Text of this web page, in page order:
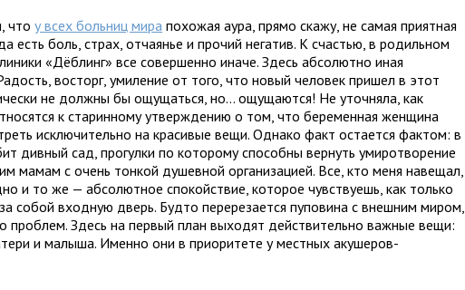
чтоу всех больниц мира похожая аура, прямо скажу, не самая приятная
есть боль, страх, отчаянье и прочий негатив. К счастью, в родильном
«Дёблинг» все совершенно иначе. Здесь абсолютно иная
восторг, умиление от того, что новый человек пришел в этот
не должны бы ощущаться, но… ощущаются! Не уточняла, как
к старинному утверждению о том, что беременная женщина
исключительно на красивые вещи. Однако факт остается фактом: в
дивный сад, прогулки по которому способны вернуть умиротворение
мамам с очень тонкой душевной организацией. Все, кто меня навещал,
и то же — абсолютное спокойствие, которое чувствуешь, как только
собой входную дверь. Будто перерезается пуповина с внешним миром,
проблем. Здесь на первый план выходят действительно важные вещи:
и малыша. Именно они в приоритете у местных акушеров-